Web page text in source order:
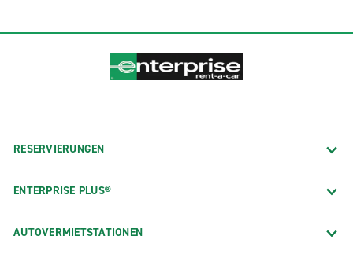
RESERVIERUNGEN
ENTERPRISE PLUS®
AUTOVERMIETSTATIONEN